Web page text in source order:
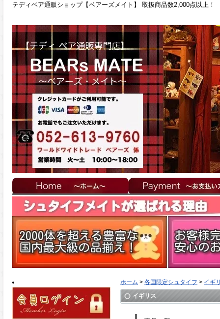
テディベア通販ショップ【ベアーズメイト】 取扱商品数2,000点以上！
ホーム > 各国限定シュタイフ > イギ
イギリス